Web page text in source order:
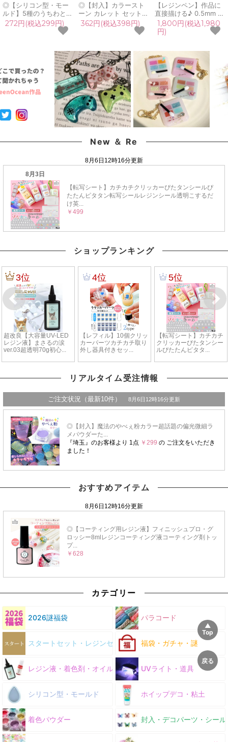
◎【シリコン型・モー
ルド】5種のうちわと扇
のカシャカシャ シリコ
ンモールド レジン型 シ
ェイカーモールド 推し
キーホルダー UVレジ
ン LED クラフト 《選
べる6種》
272円(税込299円)
◎【封入】カラースト
ーン カレット セット
レジン封入素材 封入パ
ーツ 宝石 クラッシュ
ガラス 硝子 フレーク
ーツ ケース入り シェイ
カー UVレジン 《選べ
る2種》
362円(税込398円)
【レジンペン】作品に
直接描ける♪ 0.5mm カ
ラリーペン ベーシック
カラー 12色 セット 耐
水性 高発色 極細 細字
ント UVレジン
GreenOceanオリジナ
ル♪
1,800円(税込1,980
円)
New ＆ Re
ショップランキング
リアルタイム受注情報
おすすめアイテム
カテゴリー
2026謎福袋 パラコード
スタートセット・レジンセット 福袋・ガチャ・謎
レジン液・着色剤・オイル UVライト・道具
シリコン型・モールド ホイップデコ・粘土
着色パウダー 封入・デコパーツ・シール